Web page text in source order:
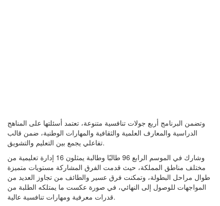
وتضمن البرنامج أربع جولات تنافسية متنوعة، تعتمد أسئلتها على المناهج
الدراسية والمعارف العلمية والثقافية والمهارات الوطنية، ضمن قالب
تفاعلي يجمع بين التعليم والتشويق.
وشارك في الموسم الرابع 96 طالبًا وطالبة يمثلون 16 إدارة تعليمية من
مختلف مناطق المملكة، حيث قدمت الفرق المشاركة مستويات متميزة
طوال مراحل البطولة، وتمكنت فرق عسير والطائف من تجاوز العديد من
المواجهات للوصول إلى النهائي، في صورة عكست ما يمتلكه الطلبة من
قدرات معرفية ومهارات تنافسية عالية.